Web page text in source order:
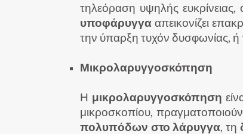
τηλεόραση υψηλής
υποφάρυγγα απεικονίζει
την ύπαρξη τυχόν δυσφωνίας, ή
Μικρολαρυγγοσκόπηση
Η μικρολαρυγγοσκόπηση
μικροσκοπίου,
πολυπόδων στο λάρυγγα, τη